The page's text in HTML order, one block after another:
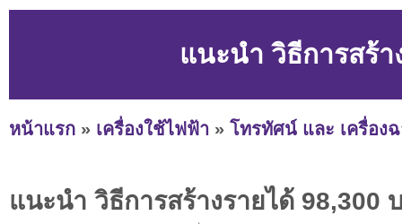
แนะนำ วิธีการสร้า
หน้าแรก » เครื่องใช้ไฟฟ้า » โทรทัศน์ และ เครื่อง
แนะนำ วิธีการสร้างรายได้ 98,300